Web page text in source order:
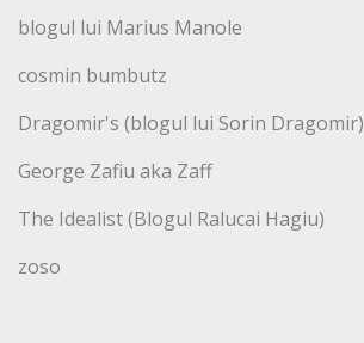
blogul lui Marius Manole
cosmin bumbutz
Dragomir's (blogul lui Sorin Dragomir)
George Zafiu aka Zaff
The Idealist (Blogul Ralucai Hagiu)
zoso